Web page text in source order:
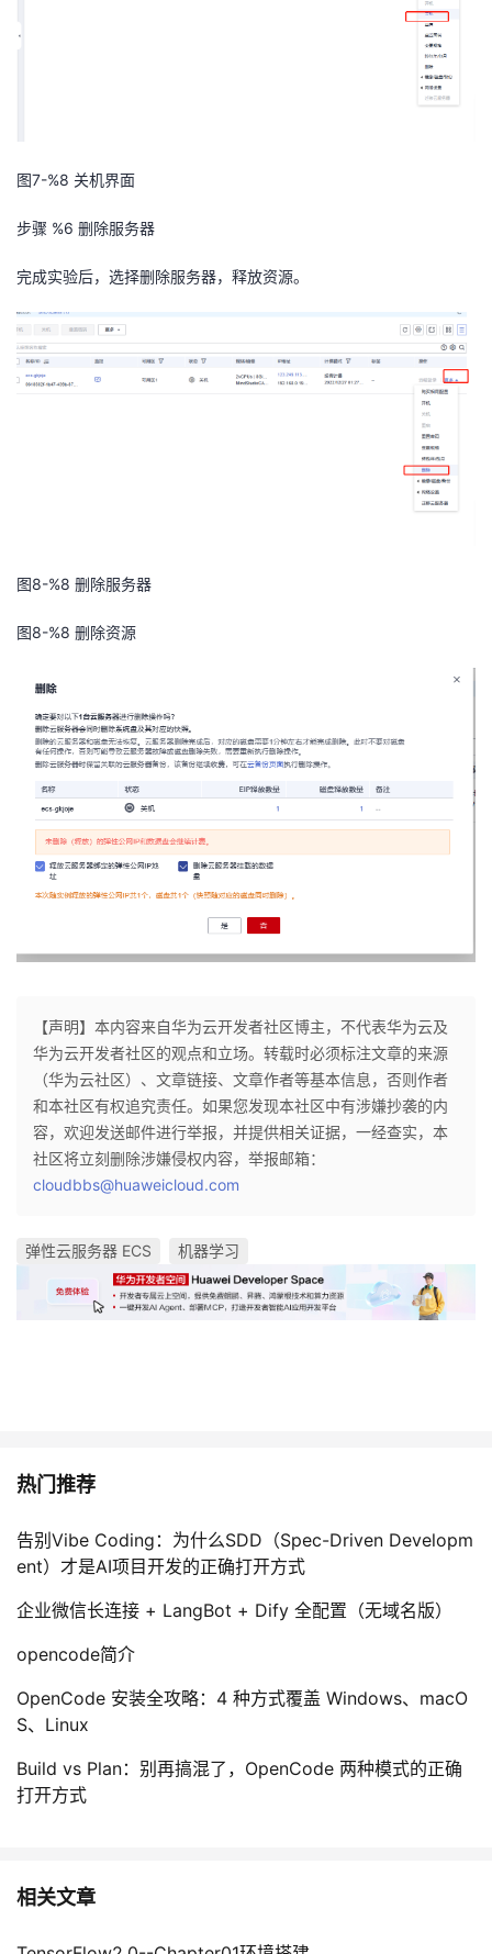
图7-%8 关机界面
步骤 %6 删除服务器
完成实验后，选择删除服务器，释放资源。
图8-%8 删除服务器
图8-%8 删除资源
【声明】本内容来自华为云开发者社区博主，不代表华为云及
华为云开发者社区的观点和立场。转载时必须标注文章的来源
（华为云社区）、文章链接、文章作者等基本信息，否则作者
和本社区有权追究责任。如果您发现本社区中有涉嫌抄袭的内
容，欢迎发送邮件进行举报，并提供相关证据，一经查实，本
社区将立刻删除涉嫌侵权内容，举报邮箱：
cloudbbs@huaweicloud.com
弹性云服务器 ECS 机器学习
热门推荐
告别Vibe Coding：为什么SDD（Spec-Driven Developm
ent）才是AI项目开发的正确打开方式
企业微信长连接 + LangBot + Dify 全配置（无域名版）
opencode简介
OpenCode 安装全攻略：4 种方式覆盖 Windows、macO
S、Linux
Build vs Plan：别再搞混了，OpenCode 两种模式的正确
打开方式
相关文章